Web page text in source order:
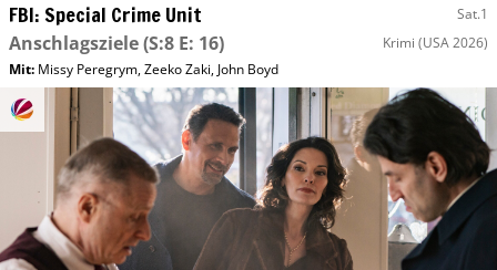
FBI: Special Crime Unit Sat.1
Anschlagsziele(S:8 E: 16) Krimi (USA 2026)
Mit: Missy Peregrym,Zeeko Zaki, John Boyd